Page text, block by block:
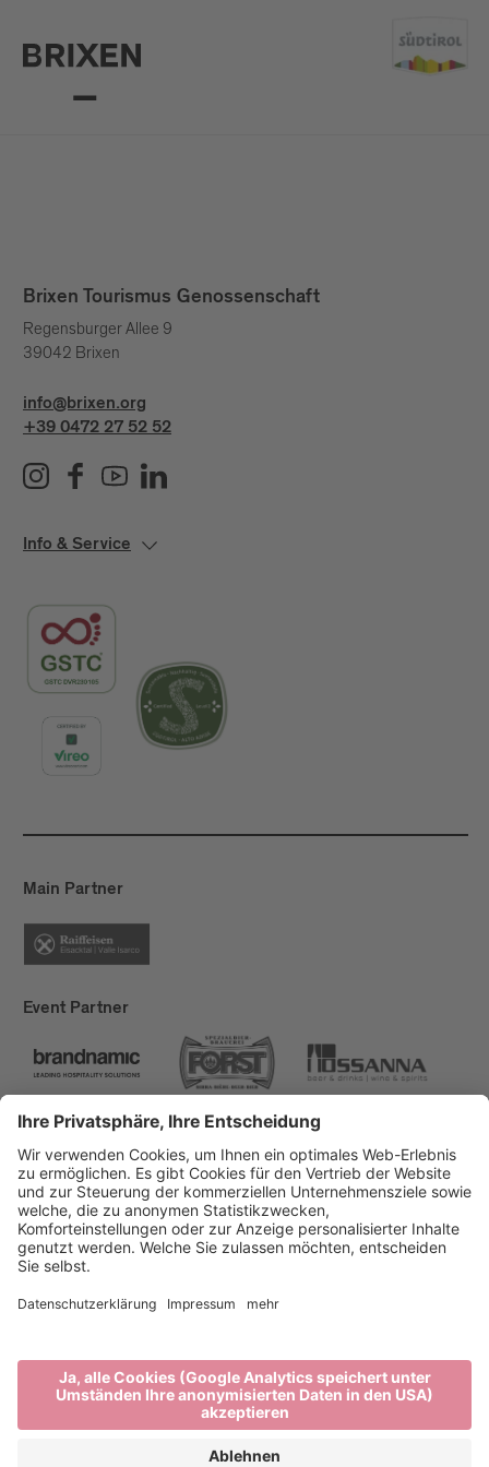
Brixen Tourismus Genossenschaft
Regensburger Allee 9
39042 Brixen
info@brixen.org
+39 0472 27 52 52
Info & Service
Main Partner
Event Partner
Brixen Tourismus
Privacy
Impressum
Förderungen
produced by